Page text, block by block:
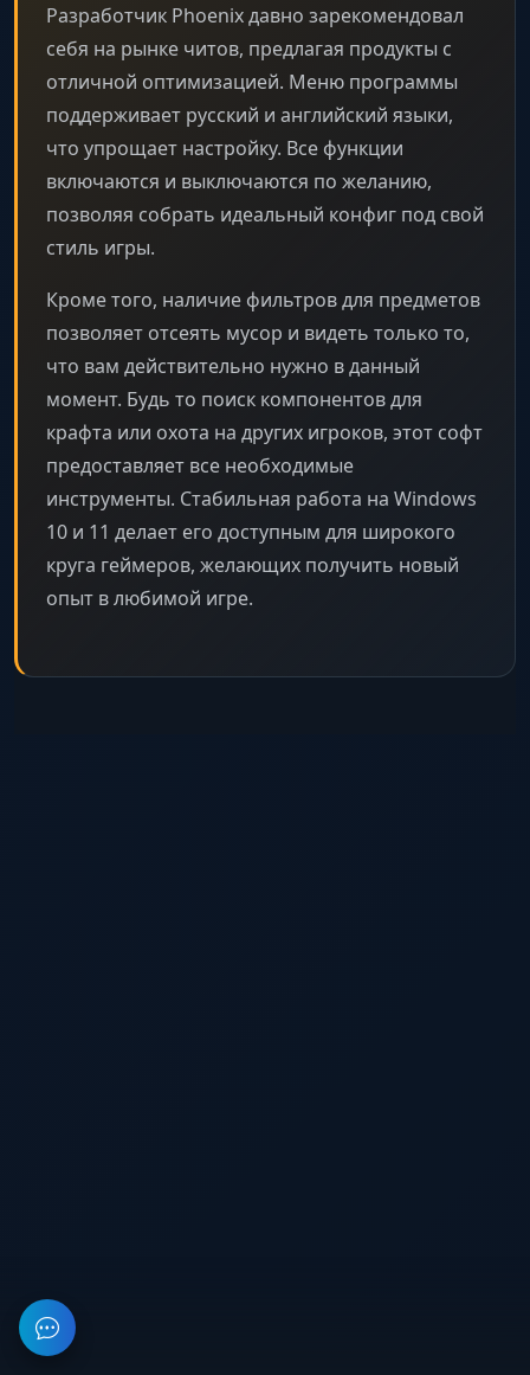
Разработчик Phoenix давно зарекомендовал
себя на рынке читов, предлагая продукты с
отличной оптимизацией. Меню программы
поддерживает русский и английский языки,
что упрощает настройку. Все функции
включаются и выключаются по желанию,
позволяя собрать идеальный конфиг под свой
стиль игры.
Кроме того, наличие фильтров для предметов
позволяет отсеять мусор и видеть только то,
что вам действительно нужно в данный
момент. Будь то поиск компонентов для
крафта или охота на других игроков, этот софт
предоставляет все необходимые
инструменты. Стабильная работа на Windows
10 и 11 делает его доступным для широкого
круга геймеров, желающих получить новый
опыт в любимой игре.